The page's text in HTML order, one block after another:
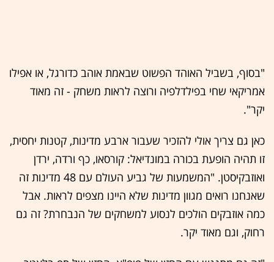
"בסוף, בשביל האוהד הפשוט שבאמת אוהב כדורגל, או אפילו
אמריקאי שחי בפילדלפיה ורוצה לראות משחק - זה מאוד
יקר".
כאן גם צריך אולי להזכיר שעבור ארבע מדינות, קטנות יחסית,
זו תהיה הופעת בכורה במונדיאל: קורסאו, כף ורדה, ירדן
ואוזבקיסטן. "המשמעות של גביע העולם עם 48 מדינות זה
שאנחנו רואים מגוון מדינות שלא היינו מצפים לראות. אבל
כמה אוזבקים הולכים לנסוע למשחקים של הנבחרת? זה גם
רחוק, וגם מאוד יקר.